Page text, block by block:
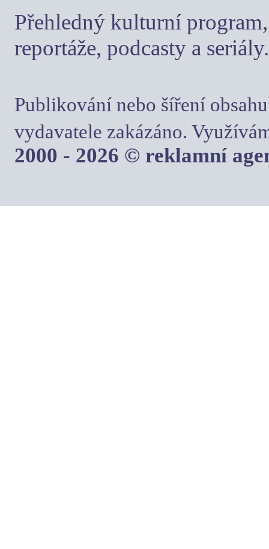
Přehledný kulturní
reportáže, podcasty a seriály.
Publikování nebo šíření
vydavatele zakázáno.
2000 - 2026 © reklamní